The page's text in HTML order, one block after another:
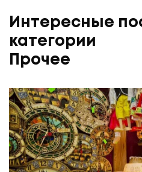
Интересные
категории
Прочее